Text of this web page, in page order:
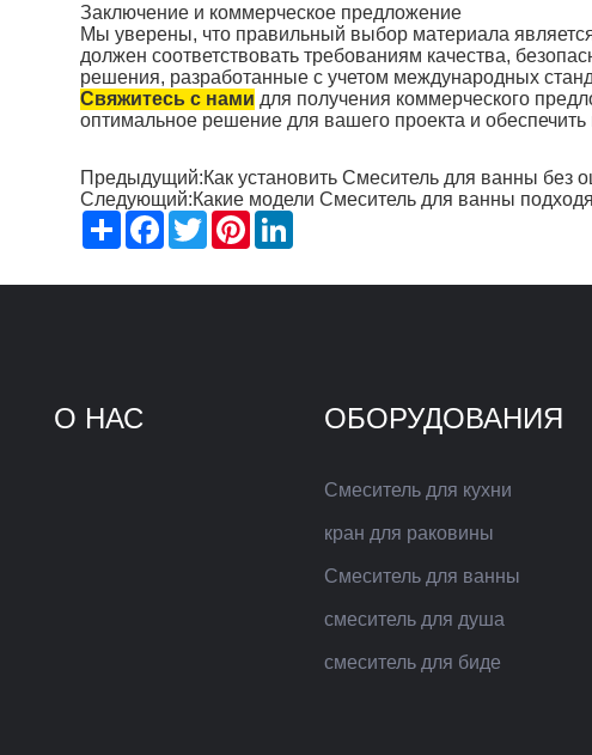
Заключение и коммерческое предложение
Мы уверены, что правильный выбор материала
должен соответствовать требованиям качества,
решения, разработанные с учетом международных
Свяжитесь с нами для получения коммерческого
оптимальное решение для вашего проекта и
Предыдущий:Как установить Смеситель для ванны без
Следующий:Какие модели Смеситель для ванны
ShareFacebook
TwitterPinterest
О НАС ОБОРУДОВАНИЯ
Смеситель для кухни
кран для раковины
Смеситель для ванны
смеситель для душа
смеситель для биде